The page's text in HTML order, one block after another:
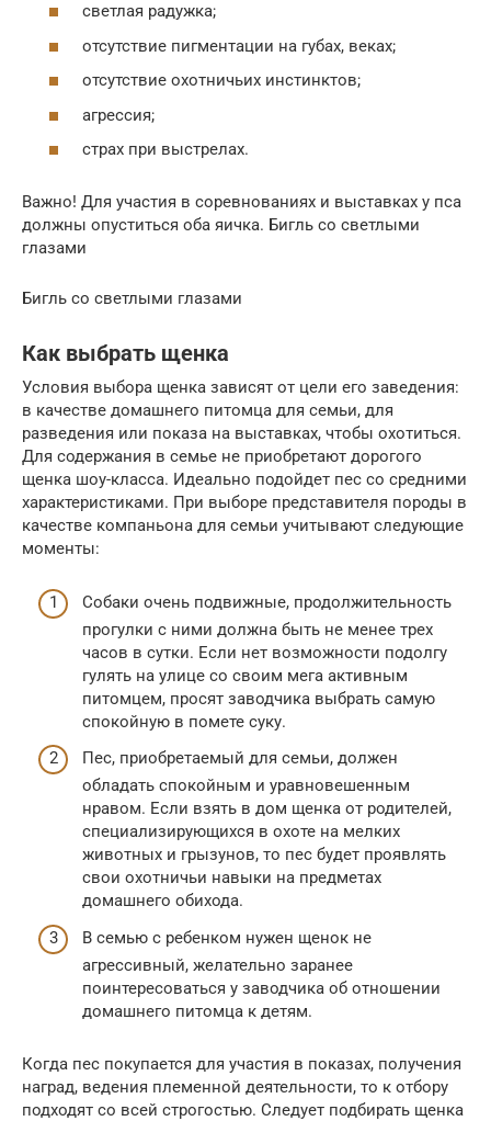
светлая радужка;
отсутствие пигментации на губах, веках;
отсутствие охотничьих инстинктов;
агрессия;
страх при выстрелах.
Важно! Для участия в соревнованиях и выставках у пса
должны опуститься оба яичка. Бигль со светлыми
глазами
Бигль со светлыми глазами
Как выбрать щенка
Условия выбора щенка зависят от цели его заведения:
в качестве домашнего питомца для семьи, для
разведения или показа на выставках, чтобы охотиться.
Для содержания в семье не приобретают дорогого
щенка шоу-класса. Идеально подойдет пес со средними
характеристиками. При выборе представителя породы в
качестве компаньона для семьи учитывают следующие
моменты:
Собаки очень подвижные, продолжительность
прогулки с ними должна быть не менее трех
часов в сутки. Если нет возможности подолгу
гулять на улице со своим мега активным
питомцем, просят заводчика выбрать самую
спокойную в помете суку.
Пес, приобретаемый для семьи, должен
обладать спокойным и уравновешенным
нравом. Если взять в дом щенка от родителей,
специализирующихся в охоте на мелких
животных и грызунов, то пес будет проявлять
свои охотничьи навыки на предметах
домашнего обихода.
В семью с ребенком нужен щенок не
агрессивный, желательно заранее
поинтересоваться у заводчика об отношении
домашнего питомца к детям.
Когда пес покупается для участия в показах, получения
наград, ведения племенной деятельности, то к отбору
подходят со всей строгостью. Следует подбирать щенка